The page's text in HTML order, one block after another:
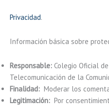
Privacidad.
Información básica sobre
Responsable: Colegio Oficial
Telecomunicación de la
Finalidad: Moderar los
Legitimación: Por